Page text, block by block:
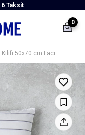
6 Taksit
0
Serene Stripes Pamuklu 2'li Yastık Kılıfı 50x70 cm Lacivert